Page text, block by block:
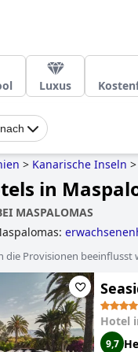
Luxus
> Kanarische Inseln >
in
MASPALOMAS
die Provisionen beeinflusst
Hotel
9,7